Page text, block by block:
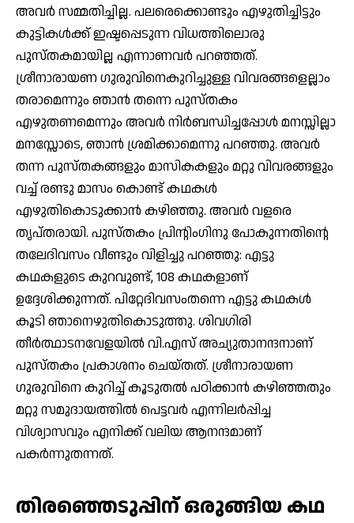
അവര്‍ സമ്മതിച്ചില്ല. പലരെക്കൊണ്ടും എഴുതിച്ചിട്ടും
കുട്ടികള്‍ക്ക് ഇഷ്ടപ്പെടുന്ന വിധത്തിലൊരു
പുസ്തകമായില്ല എന്നാണവര്‍ പറഞ്ഞത്.
ശ്രീനാരായണ ഗുരുവിനെകുറിച്ചുള്ള വിവരങ്ങളെല്ലാം
തരാമെന്നും ഞാന്‍ തന്നെ പുസ്തകം
എഴുതണമെന്നും അവര്‍ നിര്‍ബന്ധിച്ചപ്പോള്‍ മനസ്സില്ലാ
മനസ്സോടെ, ഞാന്‍ ശ്രമിക്കാമെന്നു പറഞ്ഞു. അവര്‍
തന്ന പുസ്തകങ്ങളും മാസികകളും മറ്റു വിവരങ്ങളും
വച്ച് രണ്ടു മാസം കൊണ്ട് കഥകള്‍
എഴുതികൊടുക്കാന്‍ കഴിഞ്ഞു. അവര്‍ വളരെ
തൃപ്തരായി. പുസ്തകം പ്രിന്റിംഗിനു പോകുന്നതിന്റെ
തലേദിവസം വീണ്ടും വിളിച്ചു പറഞ്ഞു: എട്ടു
കഥകളുടെ കുറവുണ്ട്, 108 കഥകളാണ്
ഉദ്ദേശിക്കുന്നത്. പിറ്റേദിവസംതന്നെ എട്ടു കഥകള്‍
കൂടി ഞാനെഴുതികൊടുത്തു. ശിവഗിരി
തീര്‍ത്ഥാടനവേളയില്‍ വി.എസ് അച്യുതാനന്ദനാണ്
പുസ്തകം പ്രകാശനം ചെയ്തത്. ശ്രീനാരായണ
ഗുരുവിനെ കുറിച്ച് കൂടുതല്‍ പഠിക്കാന്‍ കഴിഞ്ഞതും
മറ്റു സമുദായത്തില്‍ പെട്ടവര്‍ എന്നിലര്‍പ്പിച്ച
വിശ്വാസവും എനിക്ക് വലിയ ആനന്ദമാണ്
പകര്‍ന്നുതന്നത്.
തിരഞ്ഞെടുപ്പിന് ഒരുങ്ങിയ കഥ